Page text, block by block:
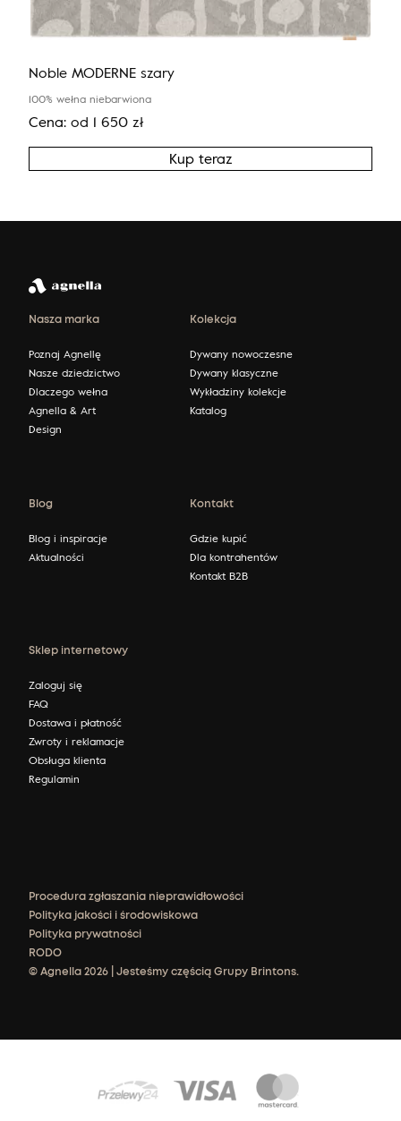
Noble MODERNE szary
100% wełna niebarwiona
Cena: od 1 650 zł
Kup teraz
Nasza marka
Poznaj Agnellę
Nasze dziedzictwo
Dlaczego wełna
Agnella & Art
Design
Kolekcja
Dywany nowoczesne
Dywany klasyczne
Wykładziny kolekcje
Katalog
Blog
Blog i inspiracje
Aktualności
Kontakt
Gdzie kupić
Dla kontrahentów
Kontakt B2B
Sklep internetowy
Zaloguj się
FAQ
Dostawa i płatność
Zwroty i reklamacje
Obsługa klienta
Regulamin
Procedura zgłaszania nieprawidłowości
Polityka jakości i środowiskowa
Polityka prywatności
RODO
© Agnella 2026 | Jesteśmy częścią Grupy Brintons.